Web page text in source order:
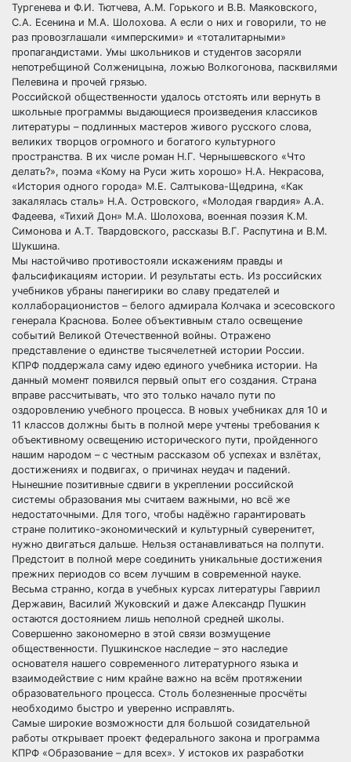
Тургенева и Ф.И. Тютчева, А.М. Горького и В.В. Маяковского,
С.А. Есенина и М.А. Шолохова. А если о них и говорили, то не
раз провозглашали «имперскими» и «тоталитарными»
пропагандистами. Умы школьников и студентов засоряли
непотребщиной Солженицына, ложью Волкогонова, пасквилями
Пелевина и прочей грязью.
Российской общественности удалось отстоять или вернуть в
школьные программы выдающиеся произведения классиков
литературы – подлинных мастеров живого русского слова,
великих творцов огромного и богатого культурного
пространства. В их числе роман Н.Г. Чернышевского «Что
делать?», поэма «Кому на Руси жить хорошо» Н.А. Некрасова,
«История одного города» М.Е. Салтыкова-Щедрина, «Как
закалялась сталь» Н.А. Островского, «Молодая гвардия» А.А.
Фадеева, «Тихий Дон» М.А. Шолохова, военная поэзия К.М.
Симонова и А.Т. Твардовского, рассказы В.Г. Распутина и В.М.
Шукшина.
Мы настойчиво противостояли искажениям правды и
фальсификациям истории. И результаты есть. Из российских
учебников убраны панегирики во славу предателей и
коллаборационистов – белого адмирала Колчака и эсесовского
генерала Краснова. Более объективным стало освещение
событий Великой Отечественной войны. Отражено
представление о единстве тысячелетней истории России.
КПРФ поддержала саму идею единого учебника истории. На
данный момент появился первый опыт его создания. Страна
вправе рассчитывать, что это только начало пути по
оздоровлению учебного процесса. В новых учебниках для 10 и
11 классов должны быть в полной мере учтены требования к
объективному освещению исторического пути, пройденного
нашим народом – с честным рассказом об успехах и взлётах,
достижениях и подвигах, о причинах неудач и падений.
Нынешние позитивные сдвиги в укреплении российской
системы образования мы считаем важными, но всё же
недостаточными. Для того, чтобы надёжно гарантировать
стране политико-экономический и культурный суверенитет,
нужно двигаться дальше. Нельзя останавливаться на полпути.
Предстоит в полной мере соединить уникальные достижения
прежних периодов со всем лучшим в современной науке.
Весьма странно, когда в учебных курсах литературы Гавриил
Державин, Василий Жуковский и даже Александр Пушкин
остаются достоянием лишь неполной средней школы.
Совершенно закономерно в этой связи возмущение
общественности. Пушкинское наследие – это наследие
основателя нашего современного литературного языка и
взаимодействие с ним крайне важно на всём протяжении
образовательного процесса. Столь болезненные просчёты
необходимо быстро и уверенно исправлять.
Самые широкие возможности для большой созидательной
работы открывает проект федерального закона и программа
КПРФ «Образование – для всех». У истоков их разработки